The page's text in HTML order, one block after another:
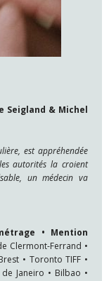
Seigland & Michel
est appréhendée
autorités la croient
un médecin va
• Mention
Clermont-Ferrand •
• Toronto TIFF •
Janeiro • Bilbao •